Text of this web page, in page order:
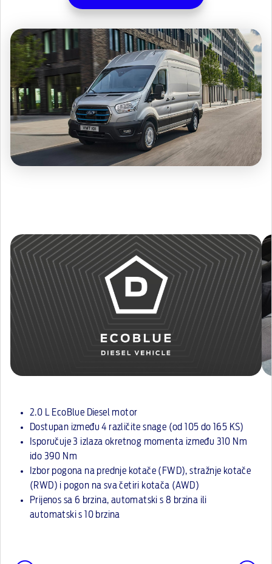
2.0 L EcoBlue Diesel motor
Dostupan između 4 različite snage (od 105 do 165 KS)
Isporučuje 3 izlaza okretnog momenta između 310 Nm
ido 390 Nm
Izbor pogona na prednje kotače (FWD), stražnje kotače
(RWD) i pogon na sva četiri kotača (AWD)
Prijenos sa 6 brzina, automatski s 8 brzina ili
automatski s 10 brzina